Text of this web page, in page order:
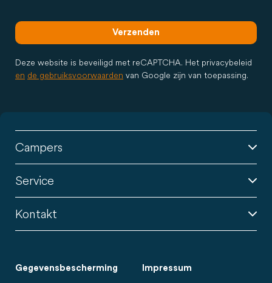
Verzenden
Deze website is beveiligd met reCAPTCHA. Het privacybeleid
en de gebruiksvoorwaarden van Google zijn van toepassing.
Campers
Service
Kontakt
Gegevensbescherming Impressum